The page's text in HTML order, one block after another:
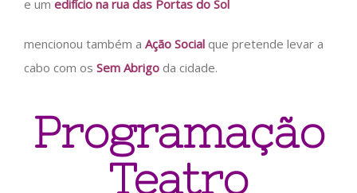
e um edifício na rua das Portas do Sol
mencionou também a Ação Social que pretende levar a
cabo com os Sem Abrigo da cidade.
Programação
Teatro